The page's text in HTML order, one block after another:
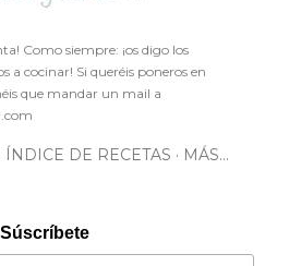
Como siempre: ¡os digo los
a cocinar! Si queréis poneros en
que mandar un mail a
ÍNDICE DE RECETAS MÁS…
Súscríbete